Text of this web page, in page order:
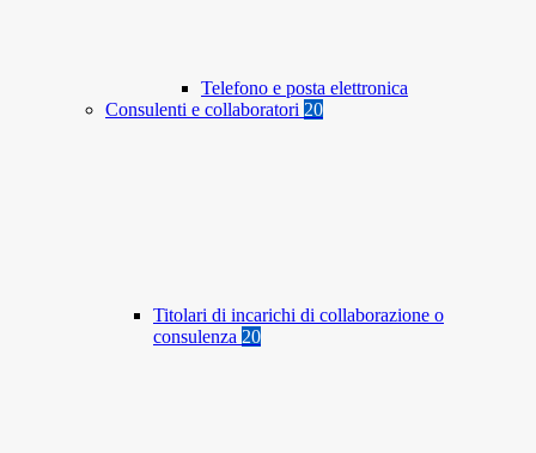
Telefono e posta elettronica
Consulenti e collaboratori 20
Titolari di incarichi di collaborazione o
consulenza 20